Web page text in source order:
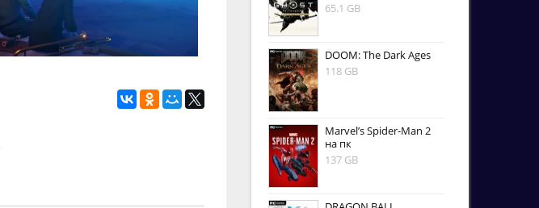
65.1 GB
DOOM: The Dark Ages
118 GB
Marvel’s Spider-Man 2
на пк
137 GB